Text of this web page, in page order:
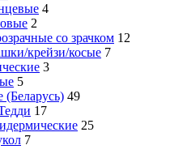
4
2
со зрачком 12
крейзи/косые 7
3
5
(Беларусь) 49
17
25
7